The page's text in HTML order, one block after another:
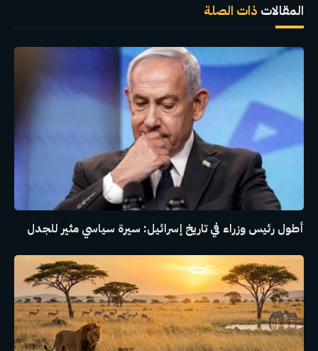
المقالات ذات الصلة
أطول رئيس وزراء في تاريخ إسرائيل: سيرة سياسي مثير للجدل